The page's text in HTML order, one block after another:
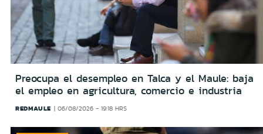
Preocupa el desempleo en Talca y el Maule: baja
el empleo en agricultura, comercio e industria
REDMAULE 06/08/2026 - 19:18 HRS